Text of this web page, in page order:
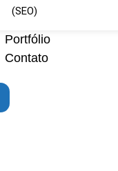
(SEO)
Portfólio
Contato